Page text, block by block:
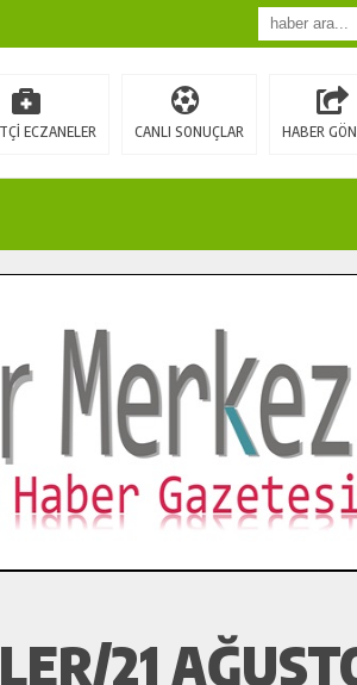
ECZANELER CANLI SONUÇLAR HABER
21